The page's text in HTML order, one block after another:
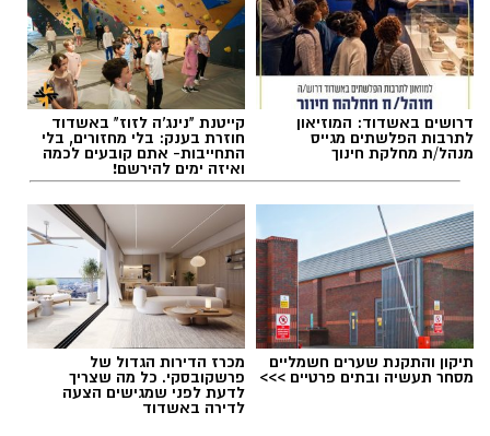
בהתאם לצורכי החקירה ולממצאיה, יובאו החשודים
היום לדיון בבית המשפט, בבקשה להאריך את
מעצרם.
רוצה לעקוב אחרי הערוץ של הקבוצה "אשדוד נט"
ב-WhatsApp לחצו כאן
תגים:דגלים בחופי אשדוד
דרושים באשדוד: המוזיאון
לתרבות הפלשתים מגייס
מנהל/ת מחלקת חינוך
קייטנת "נינג'ה לזוז" באשדוד
חוזרת בענק: בלי מחזורים, בלי
התחייבות- אתם קובעים לכמה
ואיזה ימים להירשם!
תיקון והתקנת שערים חשמליים
מסחר תעשיה ובתים פרטיים >>>
מכרז הדירות הגדול של
פרשקובסקי. כל מה שצריך
לדעת לפני שמגישים הצעה
לדירה באשדוד